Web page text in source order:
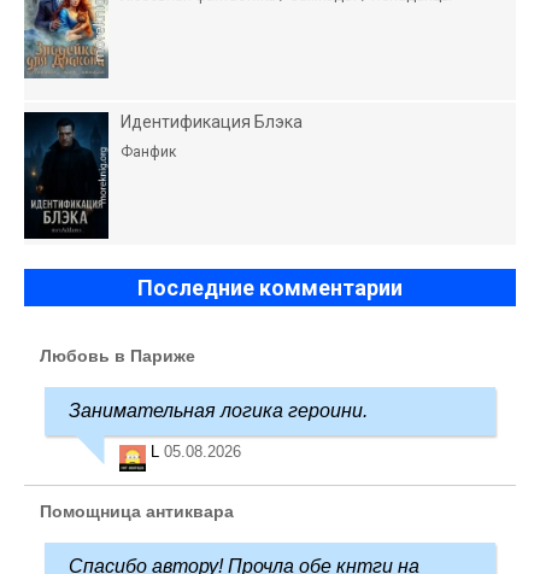
Идентификация Блэка
Фанфик
Последние комментарии
Любовь в Париже
Занимательная логика героини.
L 05.08.2026
Помощница антиквара
Спасибо автору! Прочла обе кнтги на